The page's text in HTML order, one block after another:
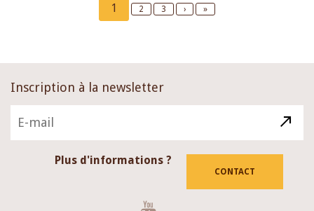
Current
page
1 Page
2 Page
3
Next
›
Last
»
Inscription à la newsletter
Plus d'informations ?
CONTACT